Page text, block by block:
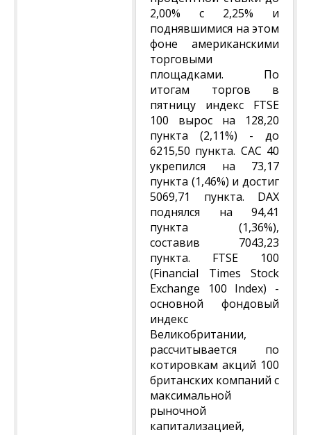
2,00% с 2,25% и
поднявшимися на этом
фоне американскими
торговыми
площадками. По
итогам торгов в
пятницу индекс FTSE
100 вырос на 128,20
пункта (2,11%) - до
6215,50 пункта. CAC 40
укрепился на 73,17
пункта (1,46%) и достиг
5069,71 пункта. DAX
поднялся на 94,41
пункта (1,36%),
составив 7043,23
пункта. FTSE 100
(Financial Times Stock
Exchange 100 Index) -
основной фондовый
индекс
Великобритании,
рассчитывается по
котировкам акций 100
британских компаний с
максимальной
рыночной
капитализацией,